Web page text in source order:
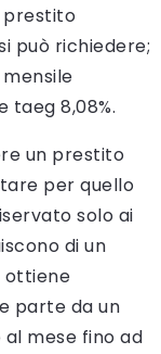
prestito
può richiedere;
taeg 8,08%.
un prestito
per quello
solo ai
di un
ottiene
parte da un
mese fino ad